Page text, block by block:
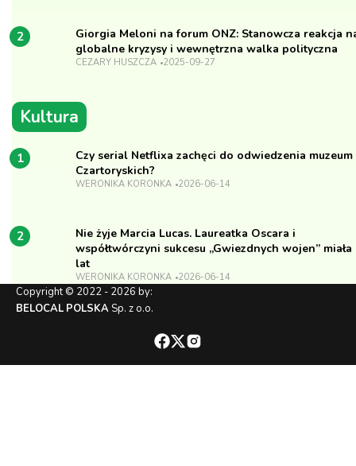
2
Giorgia Meloni na forum ONZ: Stanowcza reakcja
globalne kryzysy i wewnętrzna walka polityczna
CEZARY HUSZCZA 2025-09-27
Kultura
1
Czy serial Netflixa zachęci do odwiedzenia muzeum
Czartoryskich?
WERONIKA KORONKA 2026-06-14
2
Nie żyje Marcia Lucas. Laureatka Oscara i
współtwórczyni sukcesu „Gwiezdnych wojen” miała
lat
WERONIKA KORONKA 2026-06-14
Copyright © 2022 - 2026 by:
BELOCAL POLSKA Sp. z o.o.